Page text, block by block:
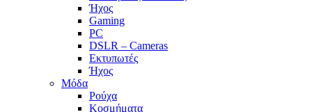
Ήχος
Gaming
PC
DSLR – Cameras
Εκτυπωτές
Ήχος
Μόδα
Ρούχα
Κοσμήματα